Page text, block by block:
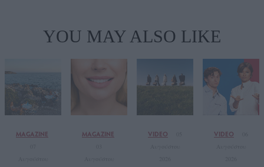
YOU MAY ALSO LIKE
MAGAZINE MAGAZINE VIDEO VIDEO